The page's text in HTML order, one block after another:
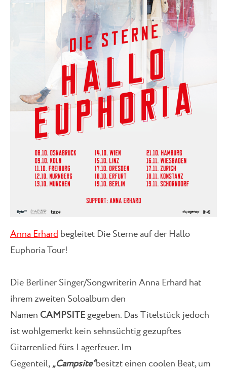
Anna Erhardbegleitet Die Sterne auf der Hallo
Euphoria Tour!
Die Berliner Singer/Songwriterin Anna Erhard hat
ihrem zweiten Soloalbum den
Namen CAMPSITEgegeben. Das Titelstück jedoch
ist wohlgemerkt kein sehnsüchtig gezupftes
Gitarrenlied fürs Lagerfeuer. Im
Gegenteil,„Campsite“besitzt einen coolen Beat, um